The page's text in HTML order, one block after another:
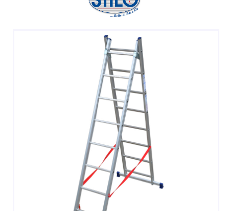
A CASTELLO E SPECIALI
SGABELLI E CAVALLETTI
DOMESTICI SCALE SGABELLI
RAMPE DI CARICO E PASSERELLE
ACCESSORI, RICAMBI E COMPONENTI